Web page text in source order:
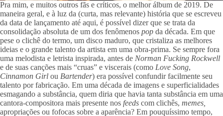
Pra mim, e muitos outros fãs e críticos, o melhor álbum de 2019. De
maneira geral, e à luz da (curta, mas relevante) história que se escreveu
da data de lançamento até aqui, é possível dizer que se trata da
consolidação absoluta de um dos fenômenos pop da década. Em que
pese o clichê do termo, um disco maduro, que cristaliza as melhores
ideias e o grande talento da artista em uma obra-prima. Se sempre fora
uma melodista e letrista inspirada, antes de
e de suas canções mais “cruas” e viscerais (como Love Song
Cinnamon Girl ou Bartender) era possível confundir facilmente seu
talento por fabricação. Em uma década de imagens e superficialidades
esmagando a substância, quem diria que havia tanta substância em uma
cantora-compositora mais presente nos feeds com clichês,